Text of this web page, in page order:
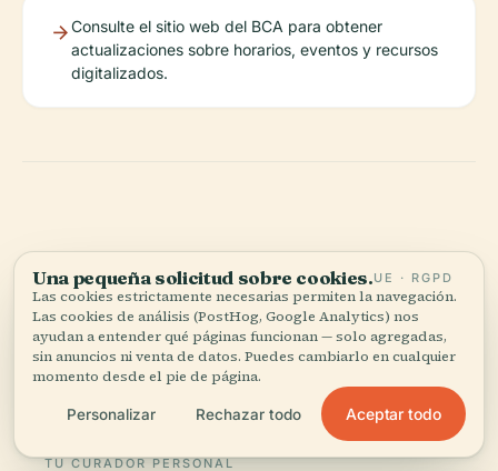
Consulte el sitio web del BCA para obtener
actualizaciones sobre horarios, eventos y recursos
digitalizados.
Escucha la historia completa en la app
TU CURADOR PERSONAL
Una pequeña solicitud sobre cookies.UE · RGPD
Las cookies estrictamente necesarias permiten la navegación.
Las cookies de análisis (PostHog, Google Analytics) nos
ayudan a entender qué páginas funcionan — solo agregadas,
sin anuncios ni venta de datos. Puedes cambiarlo en cualquier
momento desde el pie de página.
Personalizar Rechazar todo Aceptar todo